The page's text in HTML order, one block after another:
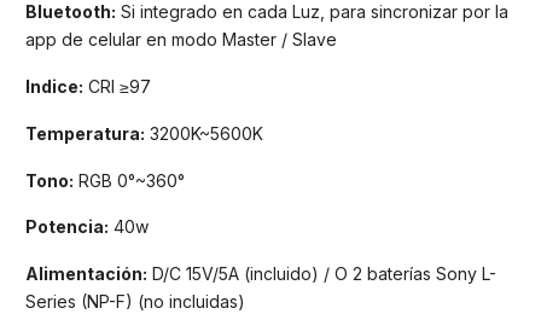
Bluetooth: Si integrado en cada Luz, para sincronizar por la
app de celular en modo Master / Slave
Indice: CRI ≥97
Temperatura: 3200K~5600K
Tono: RGB 0°~360°
Potencia: 40w
Alimentación: D/C 15V/5A (incluido) / O 2 baterías Sony L-
Series (NP-F) (no incluidas)